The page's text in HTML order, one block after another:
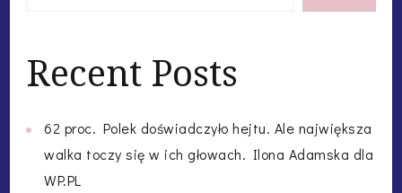
Recent Posts
62 proc. Polek doświadczyło hejtu. Ale największa
walka toczy się w ich głowach. Ilona Adamska dla
WP.PL